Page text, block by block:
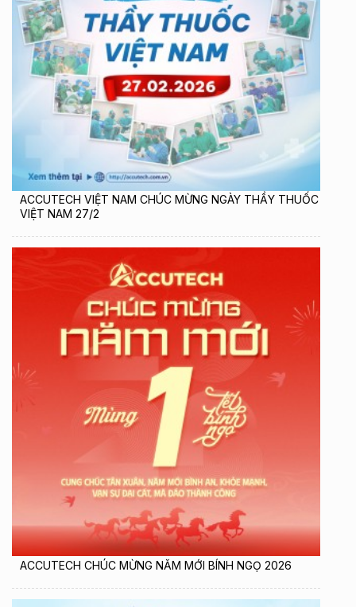
ACCUTECH VIỆT NAM CHÚC MỪNG NGÀY THẦY THUỐC
VIỆT NAM 27/2
ACCUTECH CHÚC MỪNG NĂM MỚI BÍNH NGỌ 2026